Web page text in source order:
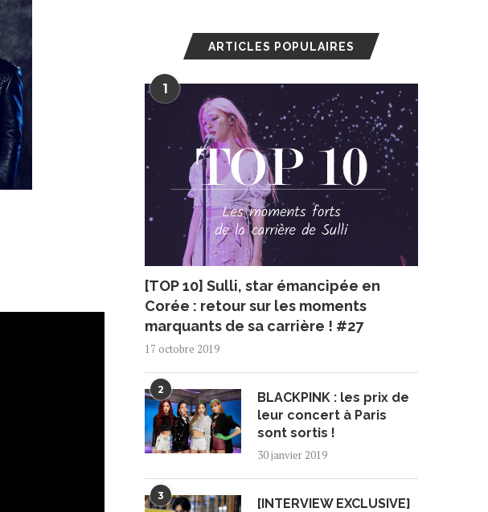
ARTICLES POPULAIRES
1
[TOP 10] Sulli, star émancipée en
Corée : retour sur les moments
marquants de sa carrière ! #27
17 octobre 2019
2
BLACKPINK : les prix de
leur concert à Paris
sont sortis !
30 janvier 2019
3
[INTERVIEW EXCLUSIVE]